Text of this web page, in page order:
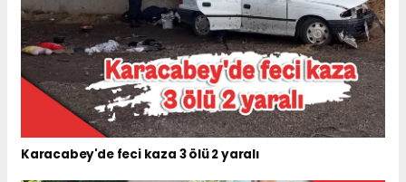
Karacabey'de feci kaza 3 ölü 2 yaralı